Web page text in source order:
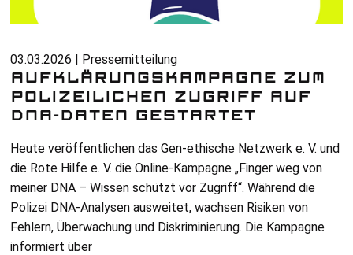
03.03.2026 | Pressemitteilung
AUFKLÄRUNGSKAMPAGNE ZUM
POLIZEILICHEN ZUGRIFF AUF
DNA-DATEN GESTARTET
Heute veröffentlichen das Gen-ethische Netzwerk e. V. und
die Rote Hilfe e. V. die Online-Kampagne „Finger weg von
meiner DNA – Wissen schützt vor Zugriff“. Während die
Polizei DNA-Analysen ausweitet, wachsen Risiken von
Fehlern, Überwachung und Diskriminierung. Die Kampagne
informiert über